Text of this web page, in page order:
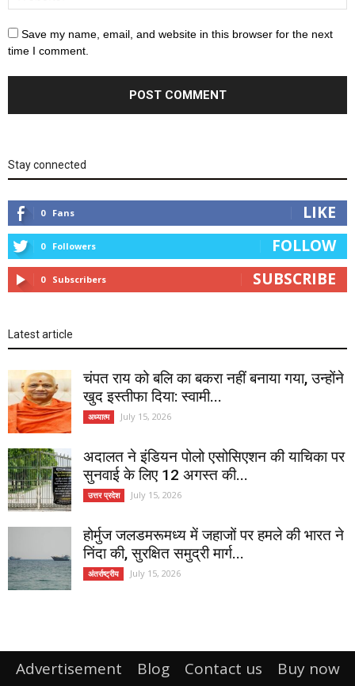
Save my name, email, and website in this browser for the next
time I comment.
Stay connected
0 Fans LIKE
0 Followers FOLLOW
0 Subscribers SUBSCRIBE
Latest article
चंपत राय को बलि का बकरा नहीं बनाया गया, उन्होंने
खुद इस्तीफा दिया: स्वामी...
अध्यात्म July 15, 2026
अदालत ने इंडियन पोलो एसोसिएशन की याचिका पर
सुनवाई के लिए 12 अगस्त की...
उत्तर प्रदेश July 15, 2026
होर्मुज जलडमरूमध्य में जहाजों पर हमले की भारत ने
निंदा की, सुरक्षित समुद्री मार्ग...
अंतर्राष्ट्रीय July 15, 2026
Advertisement Blog Contact us Buy now